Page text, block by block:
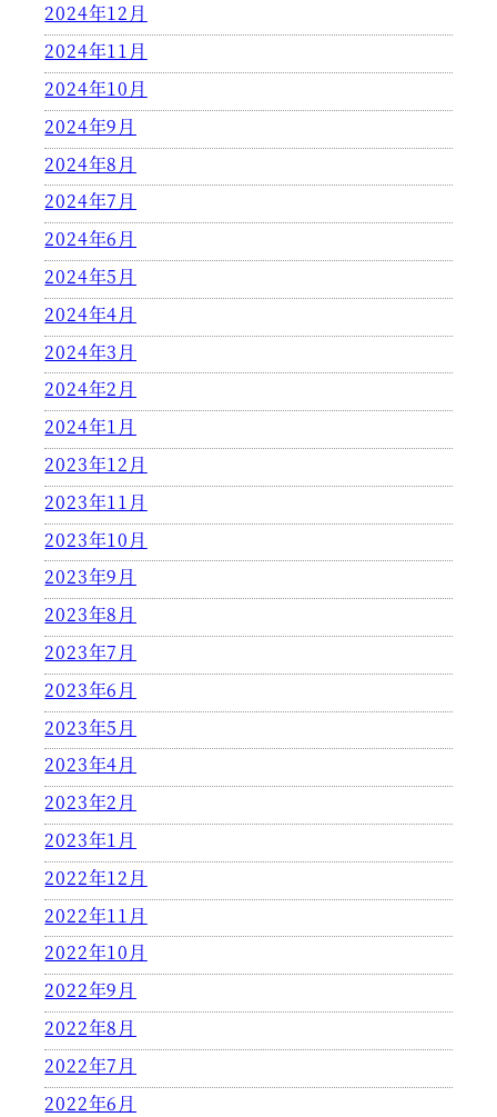
2024年12月
2024年11月
2024年10月
2024年9月
2024年8月
2024年7月
2024年6月
2024年5月
2024年4月
2024年3月
2024年2月
2024年1月
2023年12月
2023年11月
2023年10月
2023年9月
2023年8月
2023年7月
2023年6月
2023年5月
2023年4月
2023年2月
2023年1月
2022年12月
2022年11月
2022年10月
2022年9月
2022年8月
2022年7月
2022年6月